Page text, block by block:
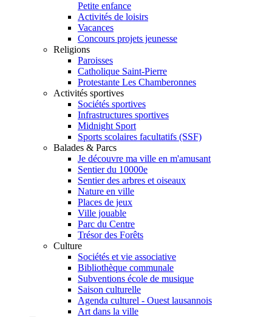
Petite enfance
Activités de loisirs
Vacances
Concours projets jeunesse
Religions
Paroisses
Catholique Saint-Pierre
Protestante Les Chamberonnes
Activités sportives
Sociétés sportives
Infrastructures sportives
Midnight Sport
Sports scolaires facultatifs (SSF)
Balades & Parcs
Je découvre ma ville en m'amusant
Sentier du 10000e
Sentier des arbres et oiseaux
Nature en ville
Places de jeux
Ville jouable
Parc du Centre
Trésor des Forêts
Culture
Sociétés et vie associative
Bibliothèque communale
Subventions école de musique
Saison culturelle
Agenda culturel - Ouest lausannois
Art dans la ville